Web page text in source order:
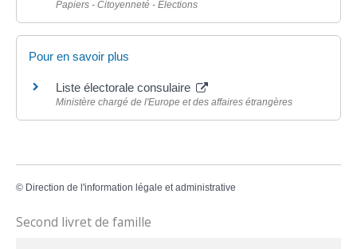
Papiers - Citoyenneté - Élections
Pour en savoir plus
Liste électorale consulaire
Ministère chargé de l'Europe et des affaires étrangères
© Direction de l'information légale et administrative
Second livret de famille